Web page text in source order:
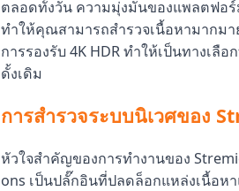
ตลอดทั้งวัน ความมุ่งมั่นของแพลตฟอ
ทำให้คุณสามารถสำรวจเนื้อหามากม
การรองรับ 4K HDR ทำให้เป็นทางเ
ดั้งเดิม
การสำรวจระบบนิเวศของ
หัวใจสำคัญของการทำงานของ
ons เป็นปลั๊กอินที่ปลดล็อกแหล่งเนื้อ